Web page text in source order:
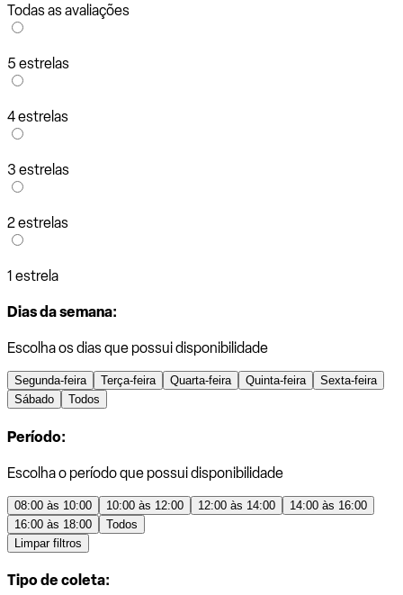
Todas as avaliações
5 estrelas
4 estrelas
3 estrelas
2 estrelas
1 estrela
Dias da semana:
Escolha os dias que possui disponibilidade
Segunda-feira Terça-feira Quarta-feira Quinta-feira
Sexta-feira
Sábado
Todos
Período:
Escolha o período que possui disponibilidade
08:00 às 10:00 10:00 às 12:00 12:00 às 14:00
14:00 às 16:00
16:00 às 18:00
Todos
Limpar filtros
Tipo de coleta: